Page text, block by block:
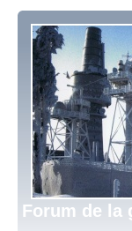
Forum de la